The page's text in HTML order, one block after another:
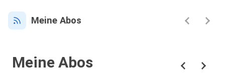
Meine Abos
Meine Abos